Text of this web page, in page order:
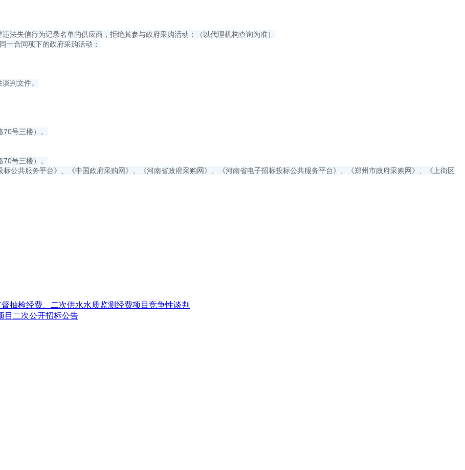
法失信行为记录名单的供应商，拒绝其参与政府采购活动；（以代理机构查询为准）
一合同项下的政府采购活动；
判文件。
号三楼）。
号三楼）。
标公共服务平台》、《中国政府采购网》、《河南省政府采购网》、《河南省电子招标投标公共服务平台》、《郑州市政府采购网》、《上街区
抽检经费、二次供水水质监测经费项目竞争性谈判
目二次公开招标公告